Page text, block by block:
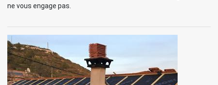
ne vous engage pas.